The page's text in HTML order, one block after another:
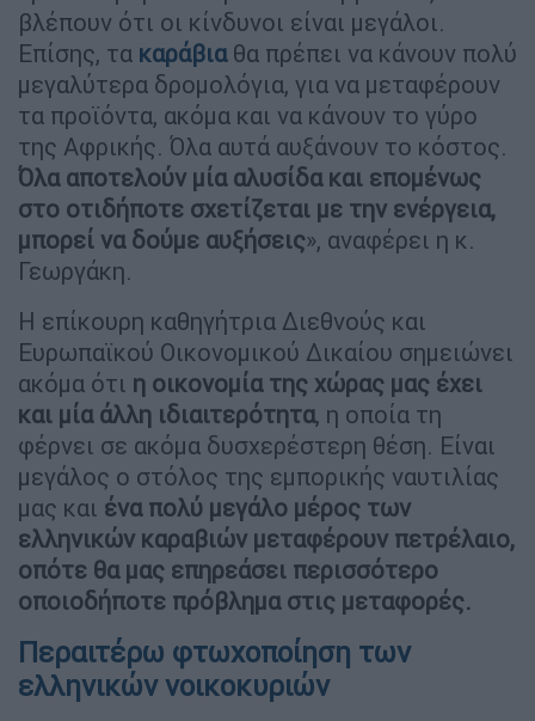
βλέπουν ότι οι κίνδυνοι είναι μεγάλοι.
Επίσης, τα καράβιαθα πρέπει να κάνουν πολύ
μεγαλύτερα δρομολόγια, για να μεταφέρουν
τα προϊόντα, ακόμα και να κάνουν το γύρο
της Αφρικής. Όλα αυτά αυξάνουν το κόστος.
Όλα αποτελούν μία αλυσίδα και επομένως
στο οτιδήποτε σχετίζεται με την ενέργεια,
μπορεί να δούμε αυξήσεις», αναφέρει η κ.
Γεωργάκη.
Η επίκουρη καθηγήτρια Διεθνούς και
Ευρωπαϊκού Οικονομικού Δικαίου σημειώνει
ακόμα ότι η οικονομία της χώρας μας έχει
και μία άλλη ιδιαιτερότητα, η οποία τη
φέρνει σε ακόμα δυσχερέστερη θέση. Είναι
μεγάλος ο στόλος της εμπορικής ναυτιλίας
μας και ένα πολύ μεγάλο μέρος των
ελληνικών καραβιών μεταφέρουν πετρέλαιο,
οπότε θα μας επηρεάσει περισσότερο
οποιοδήποτε πρόβλημα στις μεταφορές.
Περαιτέρω φτωχοποίηση των
ελληνικών νοικοκυριών